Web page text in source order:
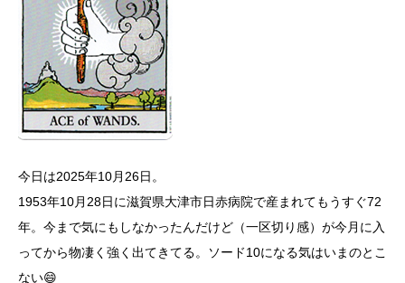
今日は2025年10月26日。
1953年10月28日に滋賀県大津市日赤病院で産まれてもうすぐ72
年。今まで気にもしなかったんだけど（一区切り感）が今月に入
ってから物凄く強く出てきてる。ソード10になる気はいまのとこ
ない😄